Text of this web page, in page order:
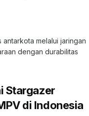
melalui jaringan
dengan durabilitas
Stargazer
di Indonesia